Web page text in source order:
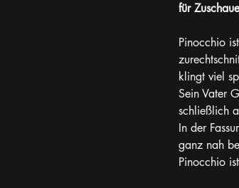
für
Pinocchio
klingt viel
Sein Vater
schließlich
In der
ganz nah
Pinocchio